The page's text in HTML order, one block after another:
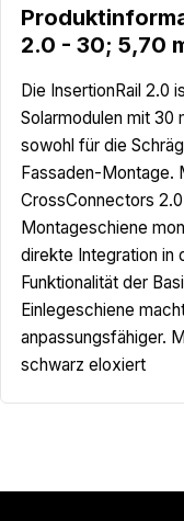
2.0 - 30; 5,70
Die InsertionRail 2.0
Solarmodulen mit 30
sowohl für die
Fassaden-Montage.
CrossConnectors
Montageschiene
direkte Integration in
Funktionalität der
Einlegeschiene
anpassungsfähiger.
schwarz eloxiert